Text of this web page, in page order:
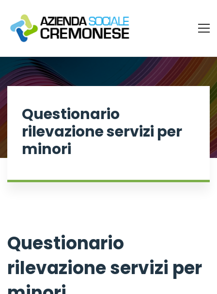
Questionario
rilevazione servizi per
minori
Questionario
rilevazione servizi per